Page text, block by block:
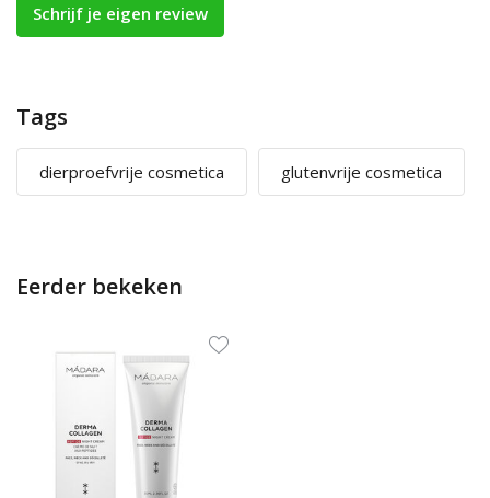
Schrijf je eigen review
Tags
dierproefvrije cosmetica glutenvrije cosmetica
Eerder bekeken